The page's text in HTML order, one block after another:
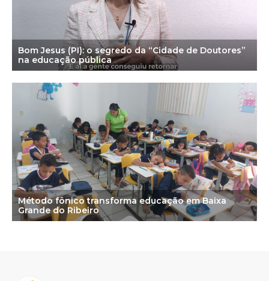
Bom Jesus (PI): o segredo da “Cidade de Doutores”
na educação pública
Método fônico transforma educação em Baixa
Grande do Ribeiro